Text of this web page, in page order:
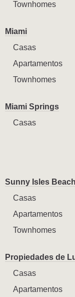
Townhomes
Miami
Casas
Apartamentos
Townhomes
Miami Springs
Casas
Sunny Isles Beach
Casas
Apartamentos
Townhomes
Propiedades de
Casas
Apartamentos